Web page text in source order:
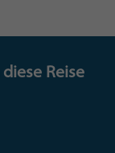
Reise